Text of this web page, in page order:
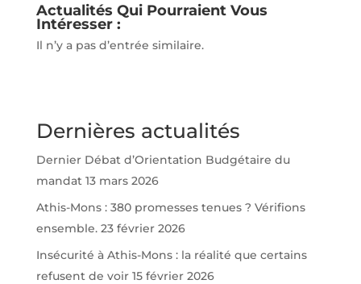
Actualités Qui Pourraient Vous
Intéresser :
Il n’y a pas d’entrée similaire.
Dernières actualités
Dernier Débat d’Orientation Budgétaire du
mandat 13 mars 2026
Athis-Mons : 380 promesses tenues ? Vérifions
ensemble. 23 février 2026
Insécurité à Athis-Mons : la réalité que certains
refusent de voir 15 février 2026